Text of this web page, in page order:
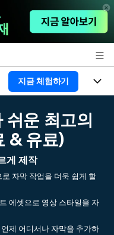
지금 체험하기
운 최고의
& 유료)
게 제작
자막 작업을 더욱 쉽게 할
에셋으로 영상 스타일을 자
제 어디서나 자막을 추가하